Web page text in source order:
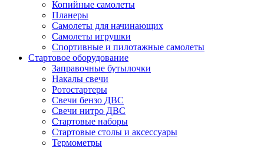
Копийные самолеты
Планеры
Самолеты для начинающих
Самолеты игрушки
Спортивные и пилотажные самолеты
Стартовое оборудование
Заправочные бутылочки
Накалы свечи
Ротостартеры
Свечи бензо ДВС
Свечи нитро ДВС
Стартовые наборы
Стартовые столы и аксессуары
Термометры